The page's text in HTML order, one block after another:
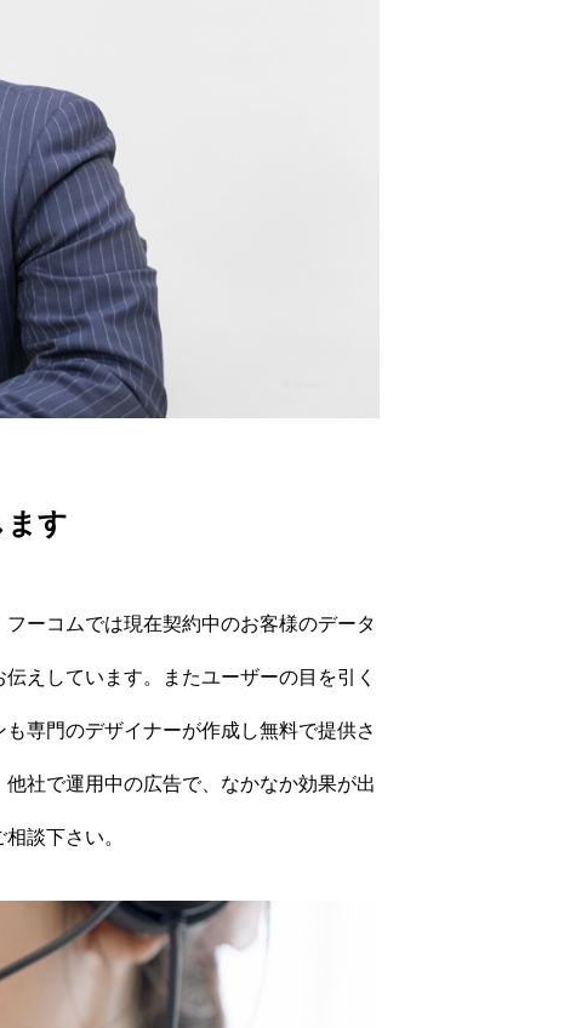
ます
ーコムでは現在契約中のお客様のデータ
えしています。またユーザーの目を引く
専門のデザイナーが作成し無料で提供さ
社で運用中の広告で、なかなか効果が出
談下さい。